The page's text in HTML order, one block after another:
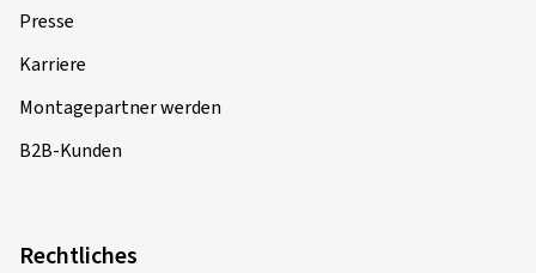
Presse
Karriere
Montagepartner werden
B2B-Kunden
Rechtliches